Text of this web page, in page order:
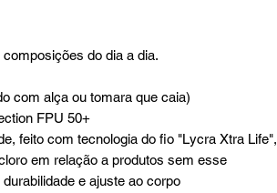
do dia a dia.
com alça ou tomara que caia)
FPU 50+
feito com tecnologia do fio "Lycra Xtra Life",
em relação a produtos sem esse
e ajuste ao corpo